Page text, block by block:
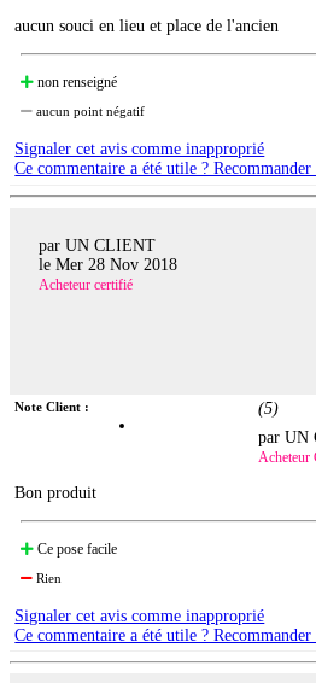
aucun souci en lieu et place de l'ancien
non renseigné
aucun point négatif
Signaler cet avis comme inapproprié
Ce commentaire a été utile ? Recommander
par UN CLIENT
le Mer 28 Nov 2018
Acheteur certifié
Note Client : (5)
par
Acheteur
Bon produit
Ce pose facile
Rien
Signaler cet avis comme inapproprié
Ce commentaire a été utile ? Recommander